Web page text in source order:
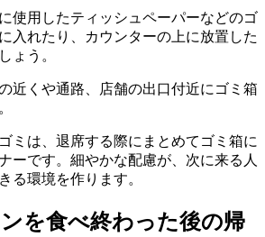
使用したティッシュペーパーなどのゴ
入れたり、カウンターの上に放置した
ょう。
近くや通路、店舗の出口付近にゴミ箱
ミは、退席する際にまとめてゴミ箱に
ーです。 細やかな配慮が、次に来る人
る環境を作ります。
を食べ終わった後の帰